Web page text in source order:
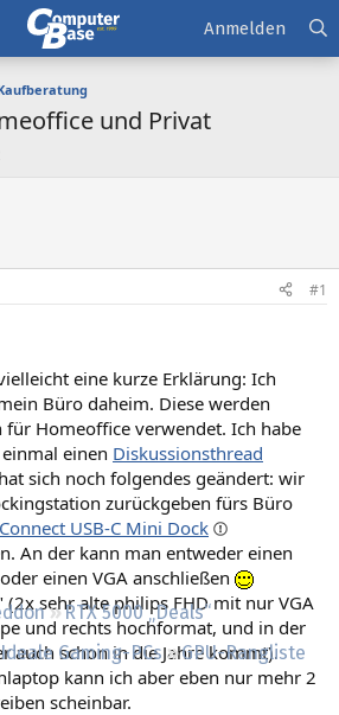
RTX 5000 „Deals“
Ideale Gaming-PCs
GPU-Rangliste
Anmelden
und Privat
#1
eine kurze Erklärung: Ich
Büro daheim. Diese werden
Homeoffice verwendet. Ich habe
einen Diskussionsthread
sich noch folgendes geändert: wir
zurückgeben fürs Büro
USB-C Mini Dock
An der kann man entweder einen
einen VGA anschließen
sehr alte philips FHD mit nur VGA
und rechts hochformat, und in der
auch schon in die Jahre kommt).
kann ich aber eben nur mehr 2
scheinbar.